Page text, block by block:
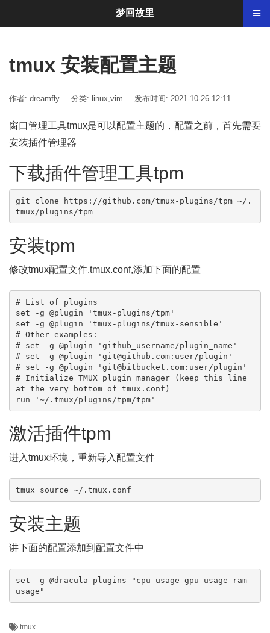
tmux 安装配置主题
作者: dreamfly 分类: linux,vim 发布时间: 2021-10-26 12:11
窗口管理工具tmux是可以配置主题的，配置之前，首先需要
安装插件管理器
下载插件管理工具tpm
git clone https://github.com/tmux-plugins/tpm ~/.
tmux/plugins/tpm
安装tpm
修改tmux配置文件.tmux.conf,添加下面的配置
# List of plugins
set -g @plugin 'tmux-plugins/tpm'
set -g @plugin 'tmux-plugins/tmux-sensible'
# Other examples:
# set -g @plugin 'github_username/plugin_name'
# set -g @plugin 'git@github.com:user/plugin'
# set -g @plugin 'git@bitbucket.com:user/plugin'
# Initialize TMUX plugin manager (keep this line
at the very bottom of tmux.conf)
run '~/.tmux/plugins/tpm/tpm'
激活插件tpm
进入tmux环境，重新导入配置文件
tmux source ~/.tmux.conf
安装主题
讲下面的配置添加到配置文件中
set -g @dracula-plugins "cpu-usage gpu-usage ram-
usage"
tmux
梦回故里